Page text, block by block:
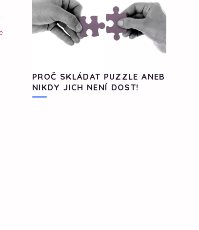
PROČ SKLÁDAT PUZZLE ANEB
NIKDY JICH NENÍ DOST!